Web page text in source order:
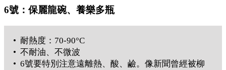
6號：保麗龍碗、養樂多瓶
• 耐熱度：70-90°C
• 不耐油、不微波
• 6號要特別注意遠離熱、酸、鹼。像新聞曾經被柳